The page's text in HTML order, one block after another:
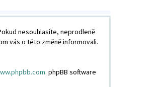
nesouhlasíte, neprodleně
vás o této změně informovali.
. phpBB software